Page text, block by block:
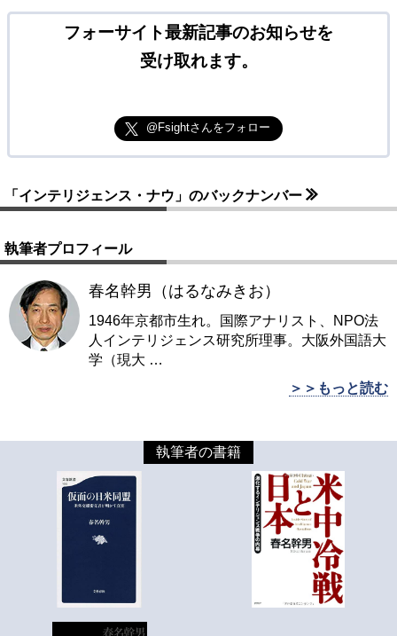
フォーサイト最新記事のお知らせを
受け取れます。
@Fsightさんをフォロー
「インテリジェンス・ナウ」のバックナンバー
執筆者プロフィール
春名幹男（はるなみきお）
1946年京都市生れ。国際アナリスト、NPO法
人インテリジェンス研究所理事。大阪外国語大
学（現大 …
＞＞もっと読む
執筆者の書籍